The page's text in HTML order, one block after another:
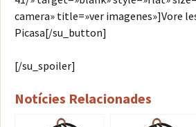
camera» title=»ver imagenes»]Vore
Picasa[/su_button]
[/su_spoiler]
Notícies Relacionades